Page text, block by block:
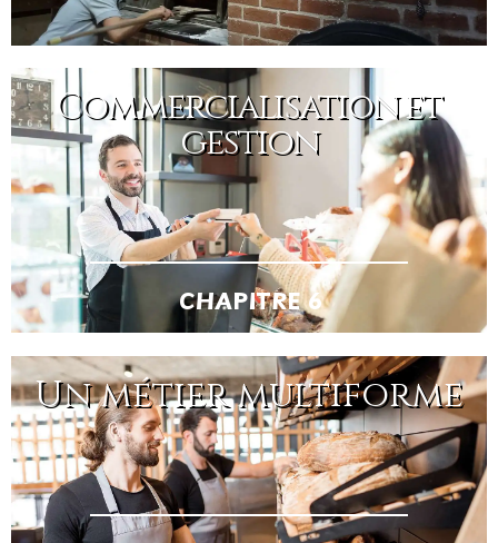
Commercialisation et
gestion
CHAPITRE 6
Un métier multiforme